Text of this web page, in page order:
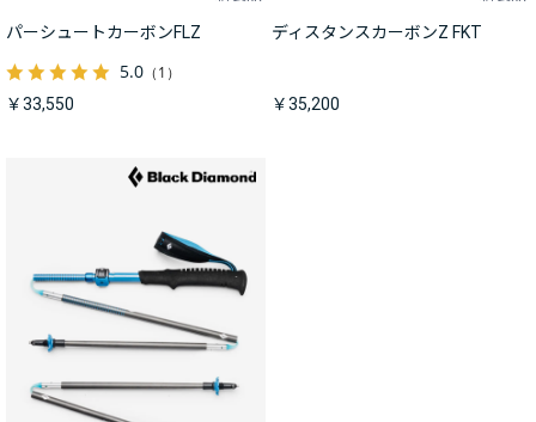
パーシュートカーボンFLZ
5.0 （1）
￥33,550
ディスタンスカーボンZ FKT
￥35,200